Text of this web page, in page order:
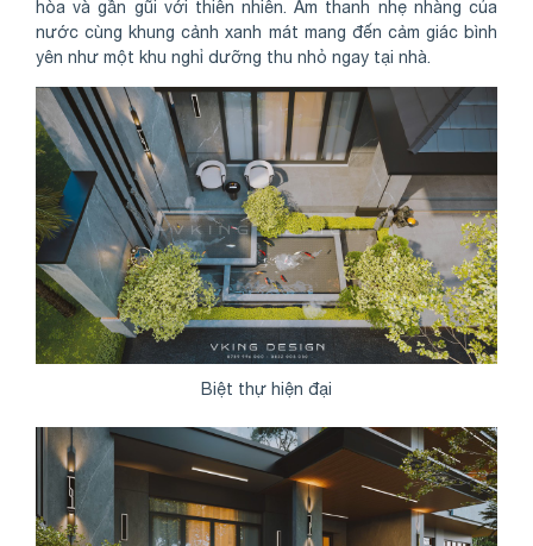
hòa và gần gũi với thiên nhiên. Âm thanh nhẹ nhàng của
nước cùng khung cảnh xanh mát mang đến cảm giác bình
yên như một khu nghỉ dưỡng thu nhỏ ngay tại nhà.
Biệt thự hiện đại